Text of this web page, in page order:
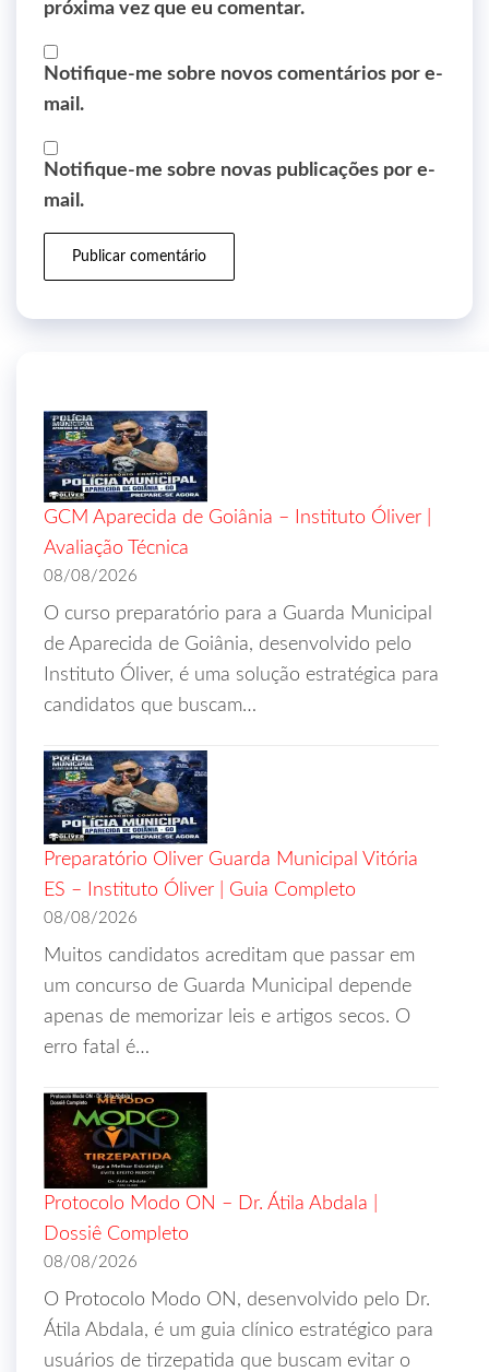
próxima vez que eu comentar.
Notifique-me sobre novos comentários por e-
mail.
Notifique-me sobre novas publicações por e-
mail.
GCM Aparecida de Goiânia – Instituto Óliver |
Avaliação Técnica
08/08/2026
O curso preparatório para a Guarda Municipal
de Aparecida de Goiânia, desenvolvido pelo
Instituto Óliver, é uma solução estratégica para
candidatos que buscam…
Preparatório Oliver Guarda Municipal Vitória
ES – Instituto Óliver | Guia Completo
08/08/2026
Muitos candidatos acreditam que passar em
um concurso de Guarda Municipal depende
apenas de memorizar leis e artigos secos. O
erro fatal é…
Protocolo Modo ON – Dr. Átila Abdala |
Dossiê Completo
08/08/2026
O Protocolo Modo ON, desenvolvido pelo Dr.
Átila Abdala, é um guia clínico estratégico para
usuários de tirzepatida que buscam evitar o